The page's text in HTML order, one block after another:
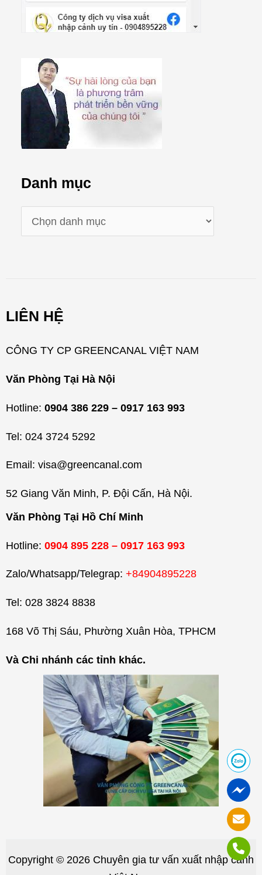
Danh mục
a
ụ
LIÊN HỆ
CÔNG TY CP GREENCANAL VIỆT NAM
Văn Phòng Tại Hà Nội
Hotline: 0904 386 229 – 0917 163 993
Tel: 024 3724 5292
Email: visa@greencanal.com
52 Giang Văn Minh, P. Đội Cấn, Hà Nội.
Văn Phòng Tại Hồ Chí Minh
Hotline: 0904 895 228 – 0917 163 993
Zalo/Whatsapp/Telegrap: +84904895228
Tel: 028 3824 8838
168 Võ Thị Sáu, Phường Xuân Hòa, TPHCM
Và Chi nhánh các tỉnh khác.
Copyright © 2026 Chuyên gia tư vấn xuất nhập cảnh